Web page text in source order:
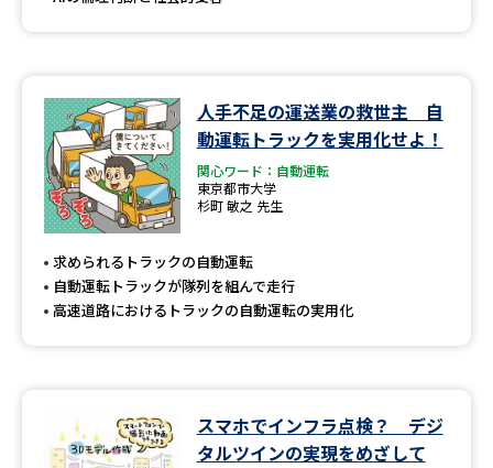
人手不足の運送業の救世主 自
動運転トラックを実用化せよ！
関心ワード：自動運転
東京都市大学
杉町 敏之 先生
求められるトラックの自動運転
自動運転トラックが隊列を組んで走行
高速道路におけるトラックの自動運転の実用化
スマホでインフラ点検？ デジ
タルツインの実現をめざして